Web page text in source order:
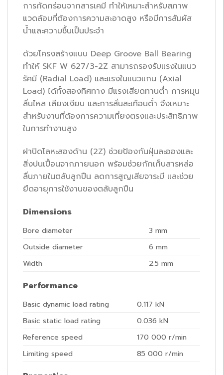
การกัดกร่อนจากสารเคมี ทำให้เหมาะสำหรับสภาพ
แวดล้อมที่ต้องการความสะอาดสูง หรือมีการสัมผัส
น้ำและความชื้นเป็นประจำ
ด้วยโครงสร้างแบบ Deep Groove Ball Bearing
ทำให้ SKF W 627/3-2Z สามารถรองรับแรงในแนว
รัศมี (Radial Load) และแรงในแนวแกน (Axial
Load) ได้ทั้งสองทิศทาง มีแรงเสียดทานต่ำ การหมุน
ลื่นไหล เสียงเงียบ และการสั่นสะเทือนต่ำ จึงเหมาะ
สำหรับงานที่ต้องการความเที่ยงตรงและประสิทธิภาพ
ในการทำงานสูง
ฝาปิดโลหะสองด้าน (2Z) ช่วยป้องกันฝุ่นละอองและ
สิ่งปนเปื้อนจากภายนอก พร้อมช่วยกักเก็บสารหล่อ
ลื่นภายในตลับลูกปืน ลดการสูญเสียจาระบี และช่วย
ยืดอายุการใช้งานของตลับลูกปืน
Dimensions
Bore diameter 3 mm
Outside diameter
6 mm
Width
2.5 mm
Performance
Basic dynamic load rating 0.117 kN
Basic static load rating
0.036 kN
Reference speed
170 000 r/min
Limiting speed
85 000 r/min